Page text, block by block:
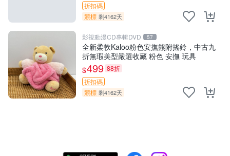
折扣碼
競標 剩4162天
影視動漫CD專輯DVD 57
全新柔軟Kaloo粉色安撫熊附搖鈴，中古九
折無瑕美型嚴選收藏 粉色 安撫 玩具
$499 88折
折扣碼
競標 剩4162天